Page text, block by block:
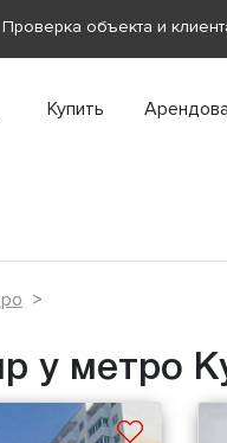
Проверка объекта и
Купить
у метро